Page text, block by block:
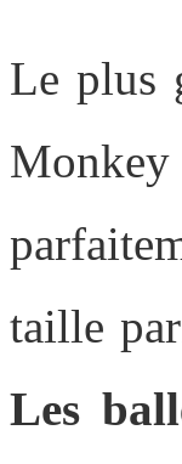
Le plus
taille
Les